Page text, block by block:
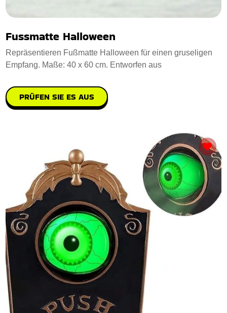
Fussmatte Halloween
Repräsentieren Fußmatte Halloween für einen gruseligen
Empfang. Maße: 40 x 60 cm. Entworfen aus
PRÜFEN SIE ES AUS